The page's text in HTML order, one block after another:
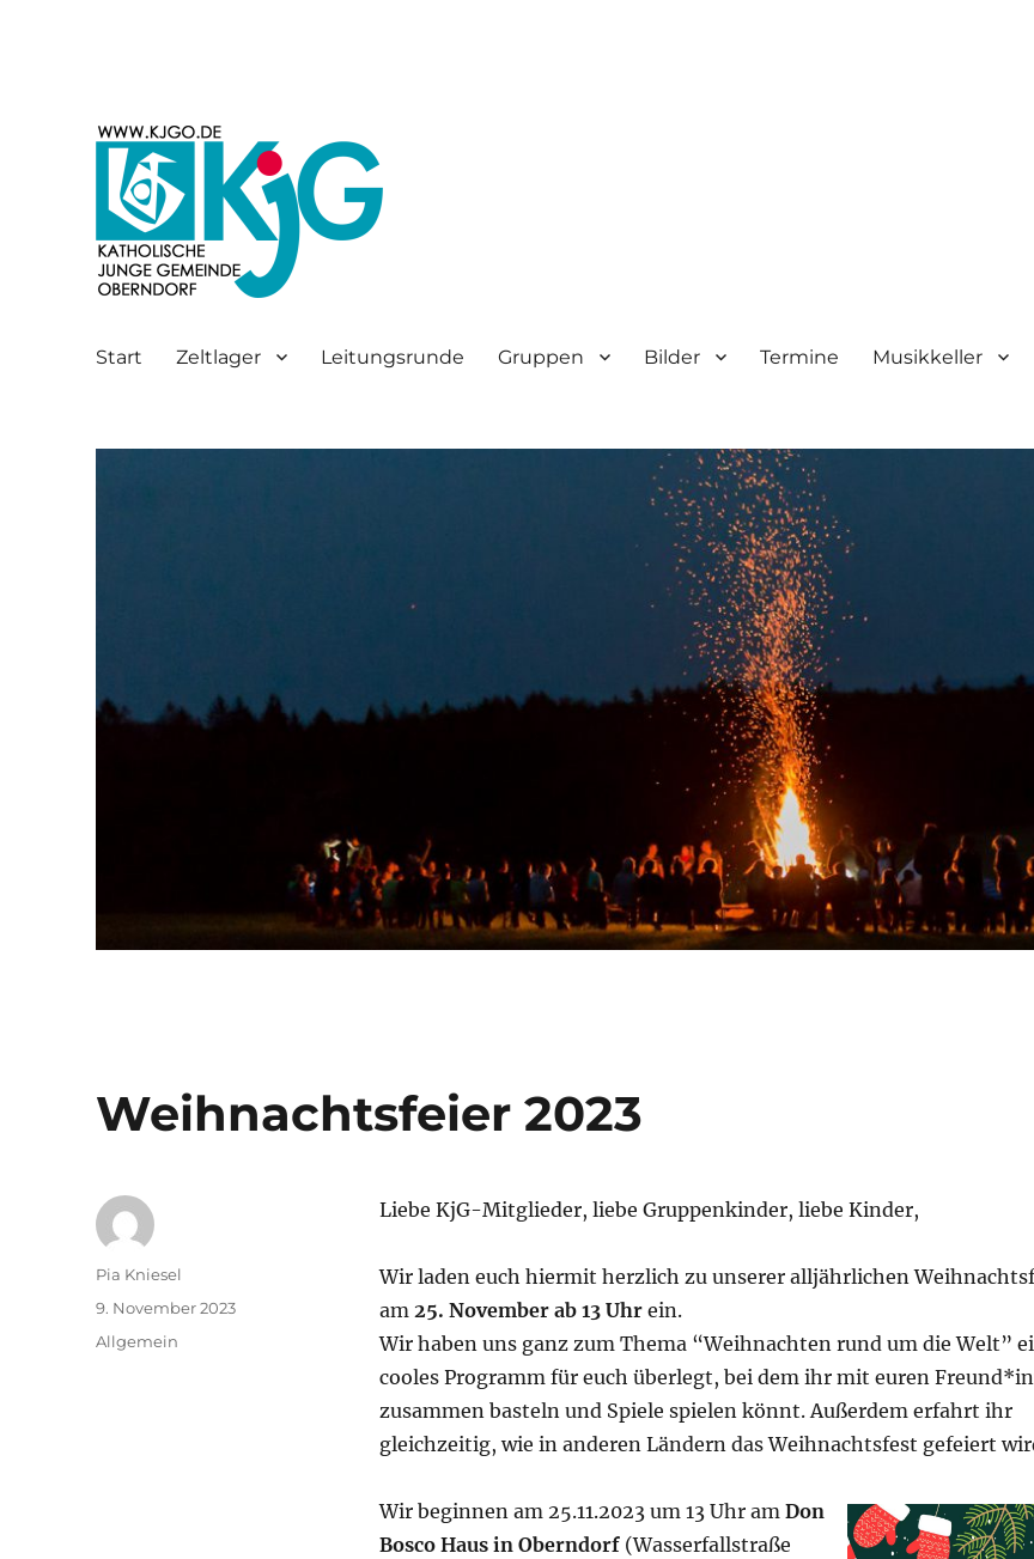
Start Zeltlager Leitungsrunde Gruppen Bilder Termine Musikkeller
Weihnachtsfeier 2023
Liebe KjG-Mitglieder, liebe Gruppenkinder, liebe Kinder,
Wir laden euch hiermit herzlich zu unserer alljährlichen
am 25. November ab 13 Uhrein.
Wir haben uns ganz zum Thema “Weihnachten rund um die Welt”
cooles Programm für euch überlegt, bei dem ihr mit euren
zusammen basteln und Spiele spielen könnt. Außerdem erfahrt ihr
gleichzeitig, wie in anderen Ländern das Weihnachtsfest gefeiert
Wir beginnen am 25.11.2023 um 13 Uhr am Don
Bosco Haus in Oberndorf (Wasserfallstraße
Autor
Pia Kniesel
Veröffentlicht
am
9. November 2023
Kategorien
Allgemein